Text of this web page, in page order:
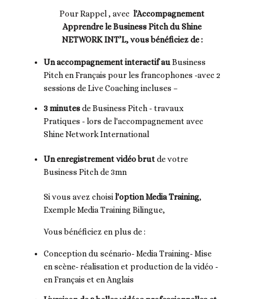
Pour Rappel , avec l'Accompagnement
Apprendre le Business Pitch du Shine
NETWORK INT’L, vous bénéficiez de :
Un accompagnement interactif auBusiness
Pitch en Français pour les francophones -avec 2
sessions de Live Coaching incluses –
3 minutesde Business Pitch - travaux
Pratiques - lors de l'accompagnement avec
Shine Network International
Un enregistrement vidéo brutde votre
Business Pitch de 3mn
Si vous avez choisil'option Media Training,
Exemple Media Training Bilingue,
Vous bénéficiez en plus de :
Conception du scénario- Media Training- Mise
en scène- réalisation et production de la vidéo -
en Français et en Anglais